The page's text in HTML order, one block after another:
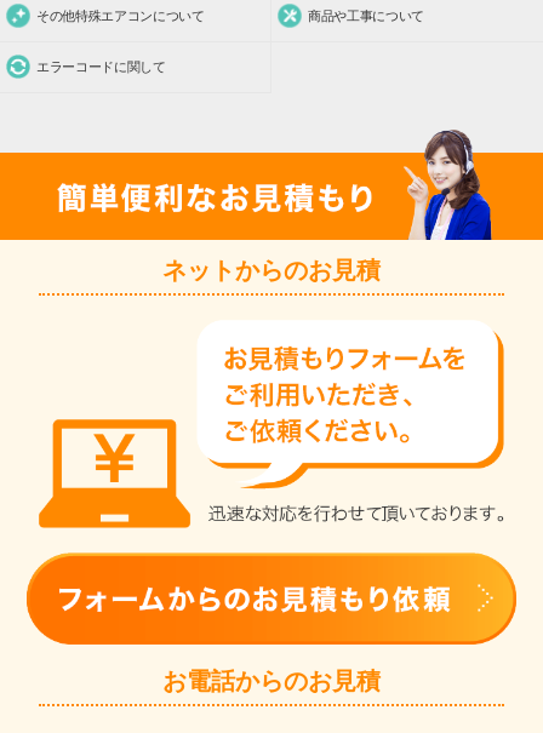
その他特殊エアコンについて 商品や工事について
エラーコードに関して
ネットからのお見積
お電話からのお見積